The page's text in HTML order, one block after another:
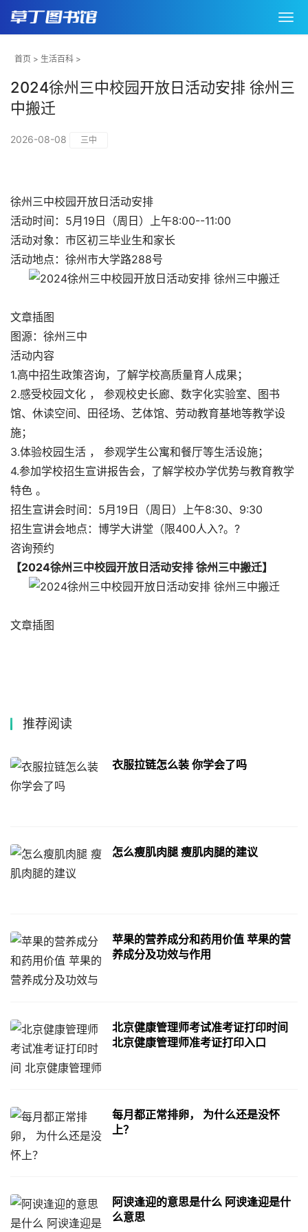
首页 > 生活百科 >
2024徐州三中校园开放日活动安排 徐州三
中搬迁
2026-08-08 三中
徐州三中校园开放日活动安排
活动时间：5月19日（周日）上午8:00--11:00
活动对象：市区初三毕业生和家长
活动地点：徐州市大学路288号
文章插图
图源：徐州三中
活动内容
1.高中招生政策咨询，了解学校高质量育人成果；
2.感受校园文化 ， 参观校史长廊、数字化实验室、图书
馆、休读空间、田径场、艺体馆、劳动教育基地等教学设
施；
3.体验校园生活 ， 参观学生公寓和餐厅等生活设施；
4.参加学校招生宣讲报告会，了解学校办学优势与教育教学
特色 。
招生宣讲会时间：5月19日（周日）上午8:30、9:30
招生宣讲会地点：博学大讲堂（限400人入?。?
咨询预约
【2024徐州三中校园开放日活动安排 徐州三中搬迁】
文章插图
推荐阅读
衣服拉链怎么装 你学会了吗
怎么瘦肌肉腿 瘦肌肉腿的建议
苹果的营养成分和药用价值 苹果的营
养成分及功效与作用
北京健康管理师考试准考证打印时间
北京健康管理师准考证打印入口
每月都正常排卵， 为什么还是没怀
上？
阿谀逢迎的意思是什么 阿谀逢迎是什
么意思